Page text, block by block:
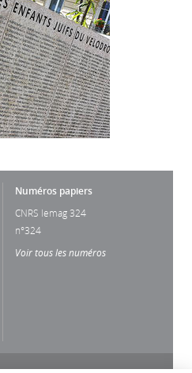
Numéros papiers
CNRS lemag 324
n°324
Voir tous les numéros